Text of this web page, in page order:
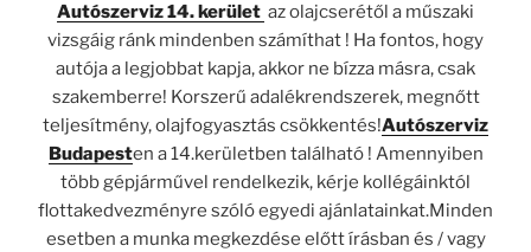
Autószerviz 14. kerület az olajcserétől a műszaki
vizsgáig ránk mindenben számíthat ! Ha fontos, hogy
autója a legjobbat kapja, akkor ne bízza másra, csak
szakemberre! Korszerű adalékrendszerek, megnőtt
teljesítmény, olajfogyasztás csökkentés!Autószerviz
Budapesten a 14.kerületben található ! Amennyiben
több gépjárművel rendelkezik, kérje kollégáinktól
flottakedvezményre szóló egyedi ajánlatainkat.Minden
esetben a munka megkezdése előtt írásban és / vagy